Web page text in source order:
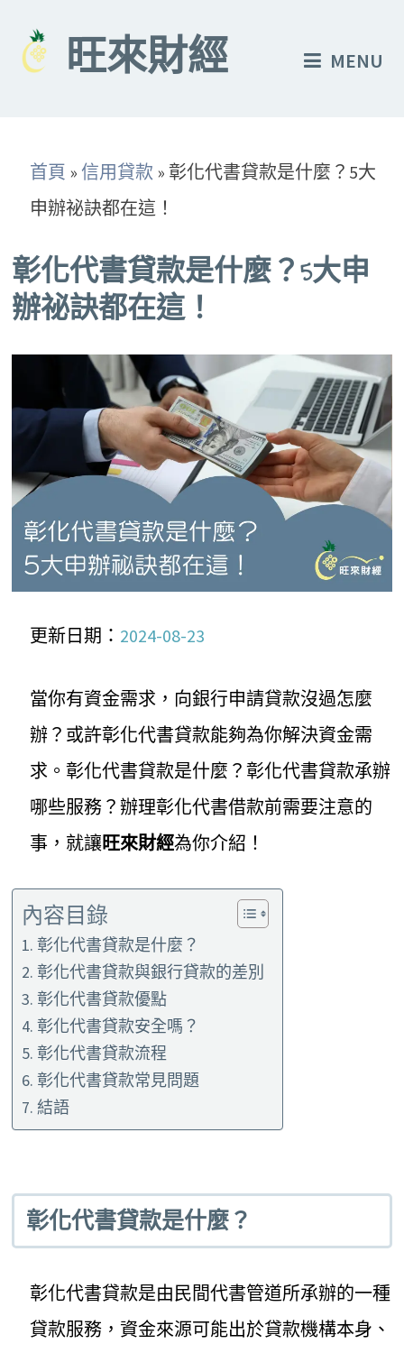
content
旺來財經 MENU
首頁 »信用貸款 »彰化代書貸款是什麼？5大
申辦祕訣都在這！
彰化代書貸款是什麼？5大申
辦祕訣都在這！
更新日期： 2024-08-23
當你有資金需求，向銀行申請貸款沒過怎麼
辦？或許彰化代書貸款能夠為你解決資金需
求。彰化代書貸款是什麼？彰化代書貸款承辦
哪些服務？辦理彰化代書借款前需要注意的
事，就讓旺來財經為你介紹！
內容目錄
彰化代書貸款是什麼？
彰化代書貸款與銀行貸款的差別
彰化代書貸款優點
彰化代書貸款安全嗎？
彰化代書貸款流程
彰化代書貸款常見問題
結語
彰化代書貸款是什麼？
彰化代書貸款是由民間代書管道所承辦的一種
貸款服務，資金來源可能出於貸款機構本身、